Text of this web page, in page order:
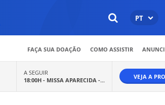
PT
FAÇA SUA DOAÇÃO COMO ASSISTIR
A SEGUIR
18:00H - MISSA APARECIDA -... VEJA A